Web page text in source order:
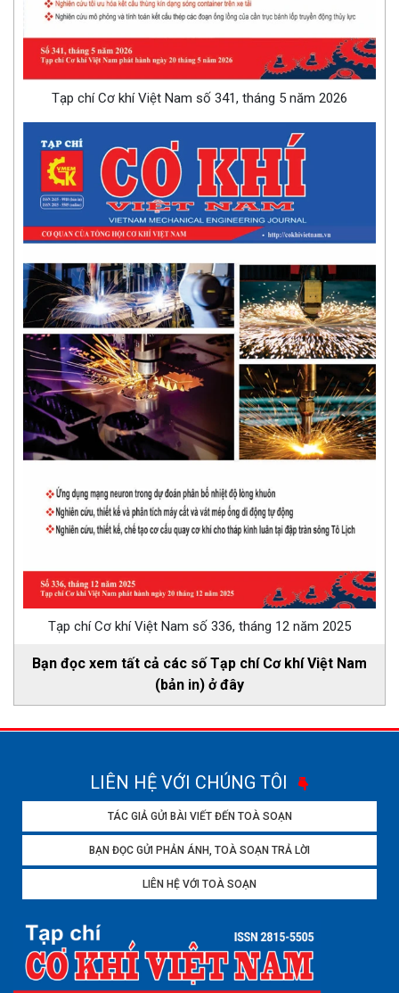
Tạp chí Cơ khí Việt Nam số 341, tháng 5 năm 2026
Tạp chí Cơ khí Việt Nam số 336, tháng 12 năm 2025
Bạn đọc xem tất cả các số Tạp chí Cơ khí Việt Nam
(bản in) ở đây
LIÊN HỆ VỚI CHÚNG TÔI
TÁC GIẢ GỬI BÀI VIẾT ĐẾN TOÀ SOẠN
BẠN ĐỌC GỬI PHẢN ÁNH, TOÀ SOẠN TRẢ LỜI
LIÊN HỆ VỚI TOÀ SOẠN